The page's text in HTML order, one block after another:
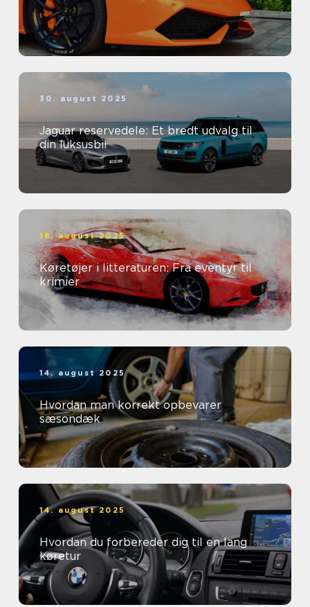
30. august 2025
Jaguar reservedele: Et bredt udvalg til
din luksusbil
18. august 2025
Køretøjer i litteraturen: Fra eventyr til
krimier
14. august 2025
Hvordan man korrekt opbevarer
sæsondæk
14. august 2025
Hvordan du forbereder dig til en lang
køretur